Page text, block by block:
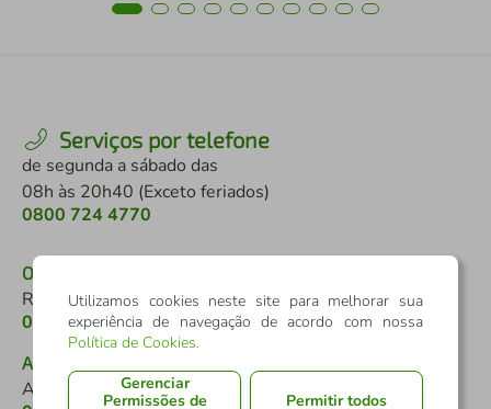
Serviços por telefone
de segunda a sábado das
08h às 20h40 (Exceto feriados)
0800 724 4770
Ouvidoria
Reclamações e denúncias
0800 646 2519
Atendimento a pessoas com deficiência
Auditivo ou de fala
Utilizamos cookies neste site para melhorar sua
experiência de navegação de acordo com nossa
Política de Cookies.
Gerenciar
Permissões de
Permitir todos